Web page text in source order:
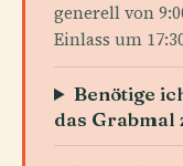
generell von
Einlass um
Benötige
das Grabmal